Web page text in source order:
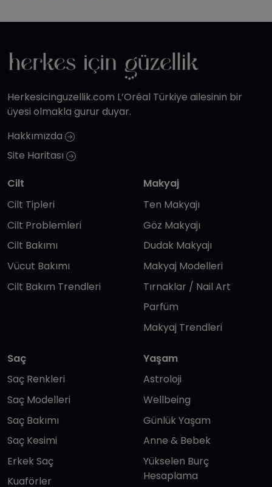
Herkesicinguzellik.com L’Oréal Türkiye ailesinin bir
üyesi olmakla gurur duyar.
Hakkımızda
Site Haritası
Cilt
Cilt Tipleri
Cilt Problemleri
Cilt Bakımı
Vücut Bakımı
Cilt Bakım Trendleri
Makyaj
Ten Makyajı
Göz Makyajı
Dudak Makyajı
Makyaj Modelleri
Tırnaklar / Nail Art
Parfüm
Makyaj Trendleri
Saç
Saç Renkleri
Saç Modelleri
Saç Bakımı
Saç Kesimi
Erkek Saç
Kuaförler
Yaşam
Astroloji
Wellbeing
Günlük Yaşam
Anne & Bebek
Yükselen Burç
Hesaplama